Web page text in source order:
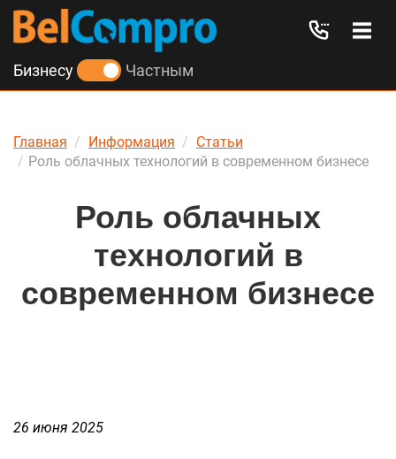
Бизнесу Частным
Главная Информация
Статьи
Роль облачных технологий в современном бизнесе
Роль облачных
технологий в
современном бизнесе
26 июня 2025